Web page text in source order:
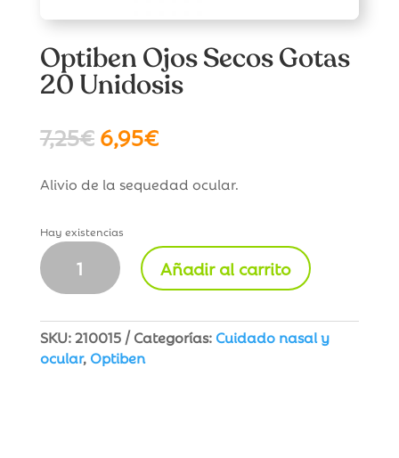
Optiben Ojos Secos Gotas
20 Unidosis
7,25€ El
precio
original
era:
6,95€El
precio
actual
es:
Alivio de la sequedad ocular.
Hay existencias
Optiben
Ojos
Secos
20
Unidosis
Añadir al carrito
SKU:210015 Categorías:Cuidado nasal y
ocular,Optiben